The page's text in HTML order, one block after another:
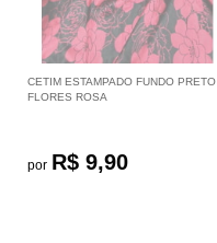
CETIM ESTAMPADO FUNDO PRETO
FLORES ROSA
por R$ 9,90